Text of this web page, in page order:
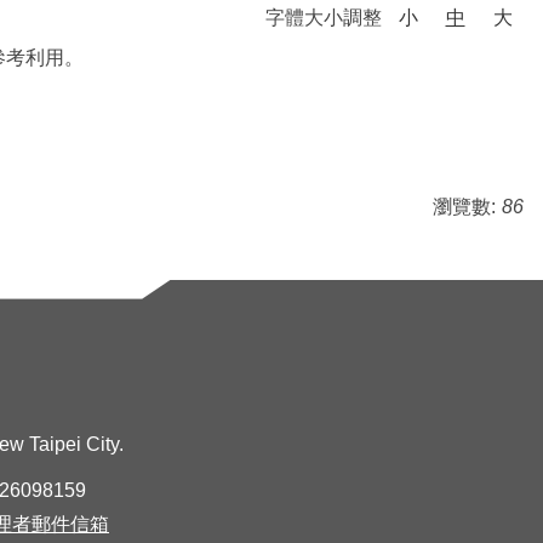
字體大小調整 小 中
大
利用。
瀏覽數: 86
Taipei City.
者郵件信箱